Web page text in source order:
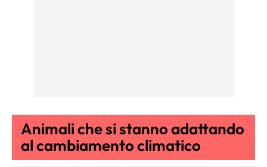
Animali che si stanno adattando
al cambiamento climatico